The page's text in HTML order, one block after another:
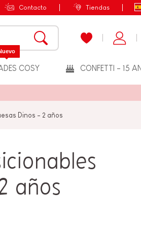
Contacto Tiendas
COSY CONFETTI - 15
Dinos - 2 años
años